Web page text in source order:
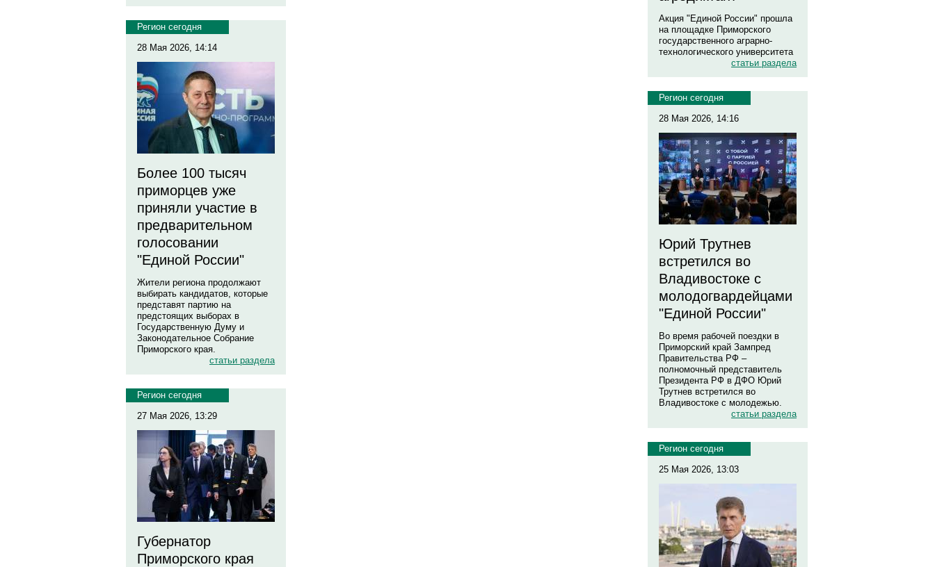
Регион сегодня
28 Мая 2026, 14:14
Более 100 тысяч
приморцев уже
приняли участие в
предварительном
голосовании
"Единой России"
Жители региона продолжают
выбирать кандидатов, которые
представят партию на
предстоящих выборах в
Государственную Думу и
Законодательное Собрание
Приморского края.
статьи раздела
Регион сегодня
27 Мая 2026, 13:29
Губернатор
Приморского края
Акция "Единой России" прошла
на площадке Приморского
государственного аграрно-
технологического университета
статьи раздела
Регион сегодня
28 Мая 2026, 14:16
Юрий Трутнев
встретился во
Владивостоке с
молодогвардейцами
"Единой России"
Во время рабочей поездки в
Приморский край Зампред
Правительства РФ –
полномочный представитель
Президента РФ в ДФО Юрий
Трутнев встретился во
Владивостоке с молодежью.
статьи раздела
Регион сегодня
25 Мая 2026, 13:03